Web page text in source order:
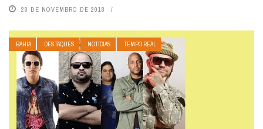
28 DE NOVEMBRO DE 2018
BAHIA DESTAQUES NOTÍCIAS TEMPO REAL